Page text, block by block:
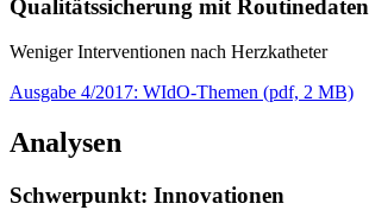
Qualitätssicherung mit Routinedaten
Weniger Interventionen nach Herzkatheter
Ausgabe 4/2017: WIdO-Themen (pdf, 2 MB)
Analysen
Schwerpunkt: Innovationen